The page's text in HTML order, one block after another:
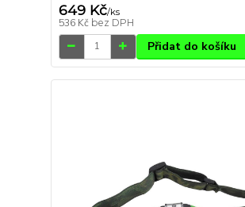
649 Kč/ks
536 Kč bez DPH
Přidat do košíku